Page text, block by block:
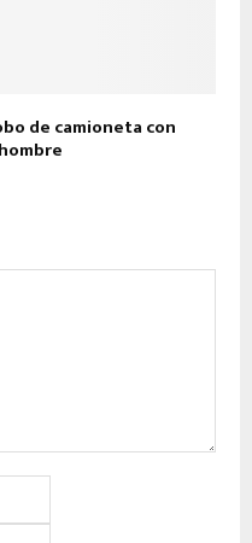
de camioneta con